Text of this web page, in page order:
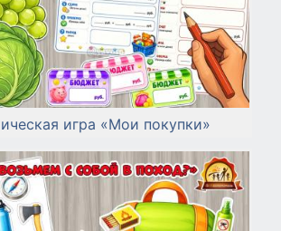
игра «Мои покупки»